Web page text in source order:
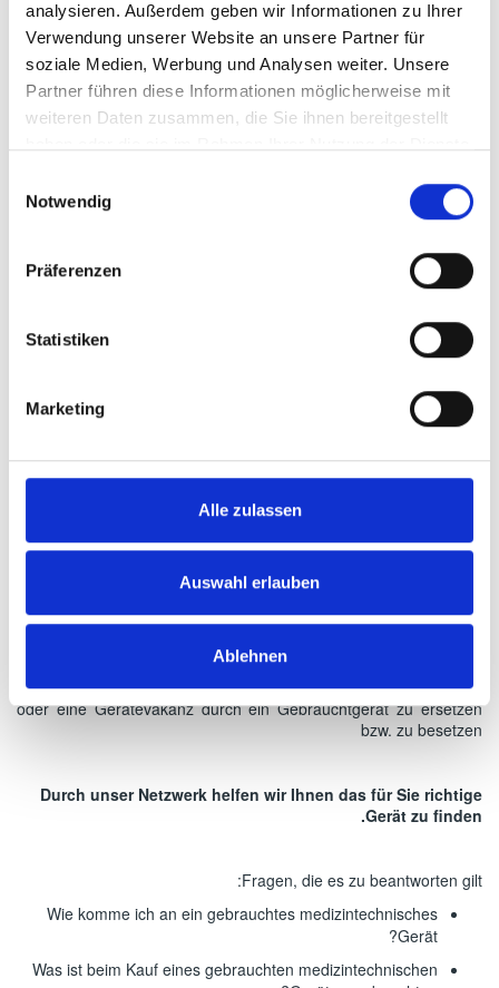
analysieren. Außerdem geben wir Informationen zu Ihrer
Verwendung unserer Website an unsere Partner für
soziale Medien, Werbung und Analysen weiter. Unsere
Partner führen diese Informationen möglicherweise mit
weiteren Daten zusammen, die Sie ihnen bereitgestellt
Notwendig
Präferenzen
Statistiken
Marketing
Alle zulassen
Auswahl erlauben
Ablehnen
Wir zeigen Ihnen, wie Sie Ihre laufenden
Kosten für Medizintechnik konsequent
optimieren können.
Für die Firmen Celsius37.com sowie
X-ray Brachytherapie
eine hervorragende Therapie offen
Vermittlung von Gebrauchtgeräten
Lange Zeit war es verpönt gebrauchte medizintechnische Geräte
zu kaufen. Nun aber entdecken mehr und mehr Leistungsträger
ihre Wirtschaftlichkeit und entscheiden sich, eine veraltete Anlage
oder eine Gerätevakanz durch ein Gebrauchtgerät zu ersetzen
bzw. zu besetzen
Durch unser Netzwerk helfen wir Ihnen das für Sie richtige
Gerät zu finden.
Fragen, die es zu beantworten gilt:
Wie komme ich an ein gebrauchtes medizintechnisches
Gerät?
Was ist beim Kauf eines gebrauchten medizintechnischen